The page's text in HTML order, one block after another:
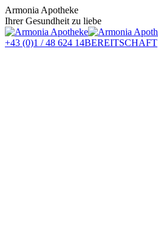
Zum
Inhalt
springen
Armonia Apotheke
Ihrer Gesundheit zu liebe
+43 (0)1 / 48 624 14BEREITSCHAFT